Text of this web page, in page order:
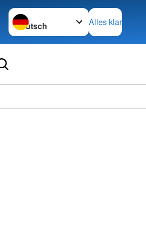
Sprache wechseln zu
Alles klar